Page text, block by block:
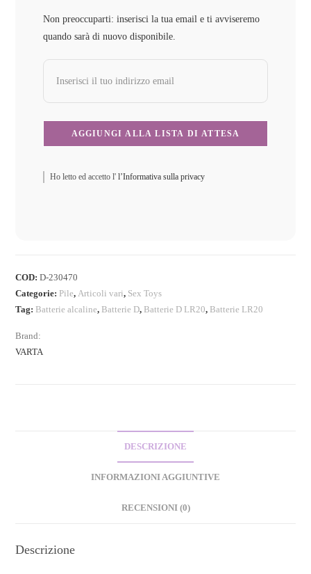
Non preoccuparti: inserisci la tua email e ti avviseremo
quando sarà di nuovo disponibile.
Ho letto ed accetto l' l’Informativa sulla privacy
COD:D-230470
Categorie: Pile,Articoli vari, Sex Toys
Tag: Batterie alcaline, Batterie D, Batterie D LR20, Batterie LR20
Brand:
VARTA
DESCRIZIONE
INFORMAZIONI AGGIUNTIVE
RECENSIONI (0)
Descrizione